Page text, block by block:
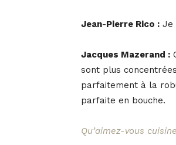
Jean-Pierre Rico : Je
Jacques Mazerand :
sont plus
parfaitement à la
parfaite en bouche.
Qu’aimez-vous